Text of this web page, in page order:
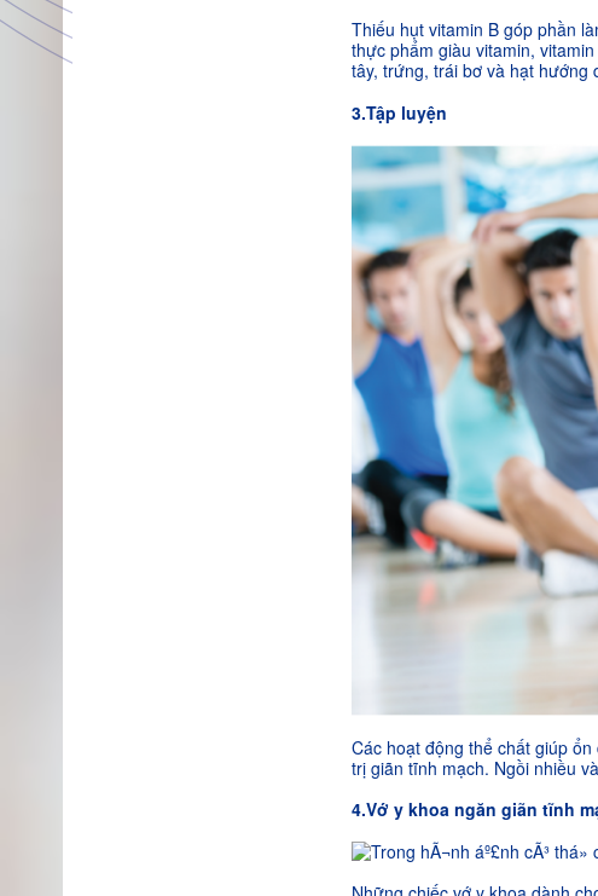
Thiếu hụt vitamin B góp phần
thực phẩm giàu vitamin,
tây, trứng, trái bơ và hạt hướng
3.Tập luyện
Các hoạt động thể chất giúp
trị giãn tĩnh mạch. Ngồi nhiều
4.Vớ y khoa ngăn giãn tĩnh